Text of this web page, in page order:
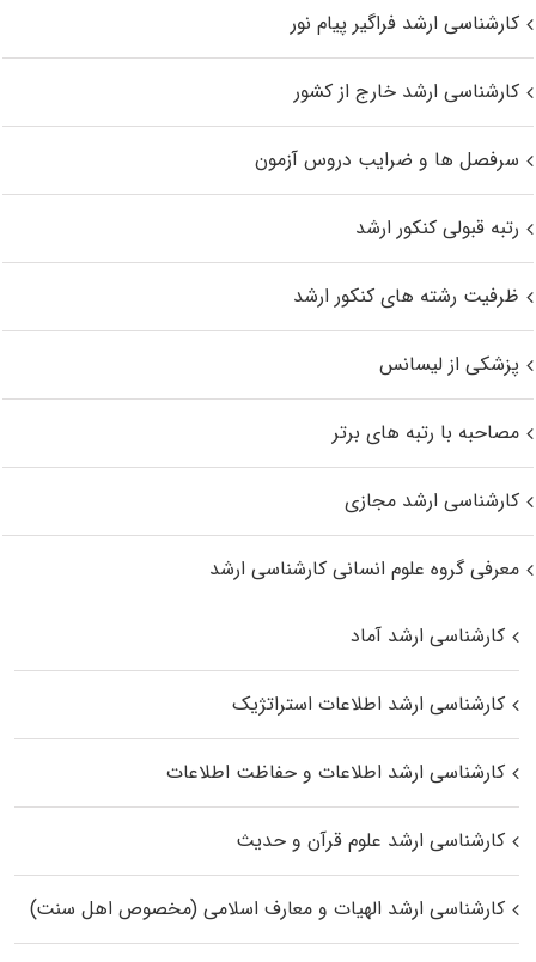
کارشناسی ارشد فراگیر پیام نور
کارشناسی ارشد خارج از کشور
سرفصل ها و ضرایب دروس آزمون
رتبه قبولی کنکور ارشد
ظرفیت رشته های کنکور ارشد
پزشکی از لیسانس
مصاحبه با رتبه های برتر
کارشناسی ارشد مجازی
معرفی گروه علوم انسانی کارشناسی ارشد
کارشناسی ارشد آماد
کارشناسی ارشد اطلاعات استراتژیک
کارشناسی ارشد اطلاعات و حفاظت اطلاعات
کارشناسی ارشد علوم قرآن و حدیث
کارشناسی ارشد الهیات و معارف اسلامی (مخصوص اهل سنت)